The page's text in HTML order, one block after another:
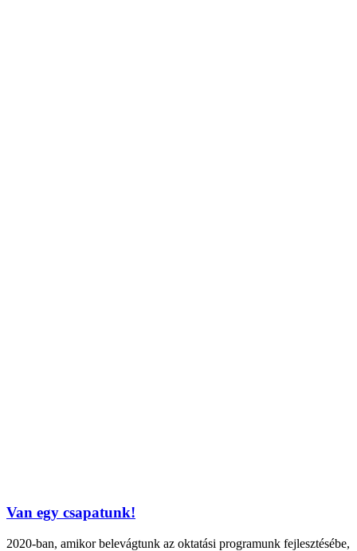
Van egy csapatunk!
2020-ban, amikor belevágtunk az oktatási programunk fejlesztésébe,